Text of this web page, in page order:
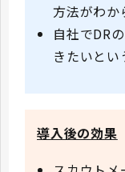
方法がわか
自社でDR
きたいとい
導入後の効果